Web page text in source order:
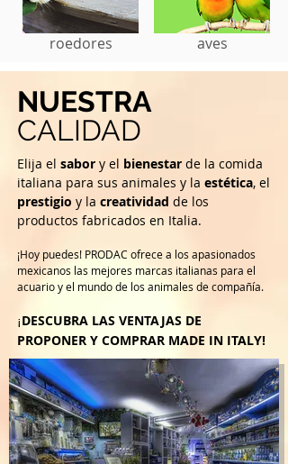
roedores aves
NUESTRA
CALIDAD
Elija el sabor y el bienestar de la comida
italiana para sus animales y la estética, el
prestigio y la creatividad de los
productos fabricados en Italia.
¡Hoy puedes! PRODAC ofrece a los apasionados
mexicanos las mejores marcas italianas para el
acuario y el mundo de los animales de compañía.
¡DESCUBRA LAS VENTAJAS DE
PROPONER Y COMPRAR MADE IN ITALY!